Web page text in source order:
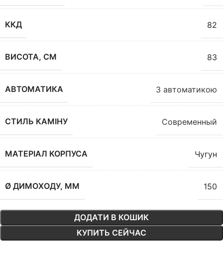
ККД 82
ВИСОТА, СМ 83
АВТОМАТИКА З автоматикою
СТИЛЬ КАМІНУ Современный
МАТЕРІАЛ КОРПУСА Чугун
Ø ДИМОХОДУ, ММ 150
ДОДАТИ В КОШИК
КУПИТЬ СЕЙЧАС